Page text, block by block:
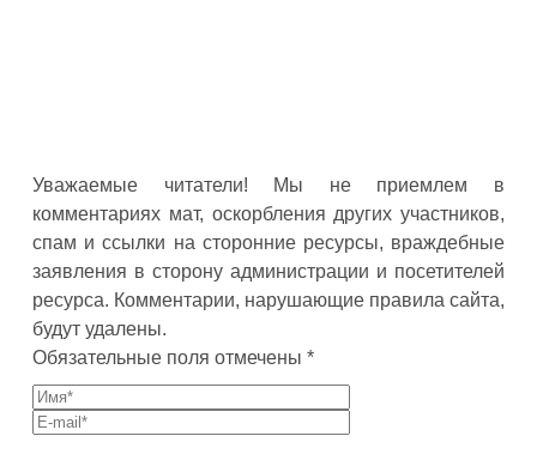
Уважаемые читатели! Мы не приемлем в
комментариях мат, оскорбления других участников,
спам и ссылки на сторонние ресурсы, враждебные
заявления в сторону администрации и посетителей
ресурса. Комментарии, нарушающие правила сайта,
будут удалены.
Обязательные поля отмечены *